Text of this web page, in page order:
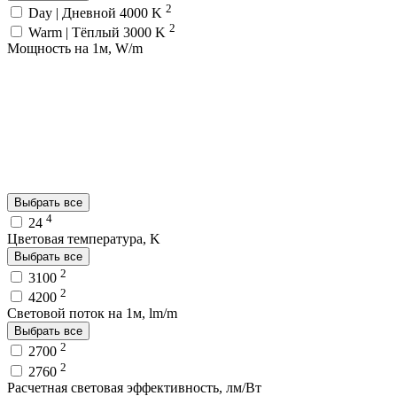
Day | Дневной 4000 K 2
Warm | Тёплый 3000 K 2
Мощность на 1м, W/m
Выбрать все
24 4
Цветовая температура, K
Выбрать все
3100 2
4200 2
Световой поток на 1м, lm/m
Выбрать все
2700 2
2760 2
Расчетная световая эффективность, лм/Вт